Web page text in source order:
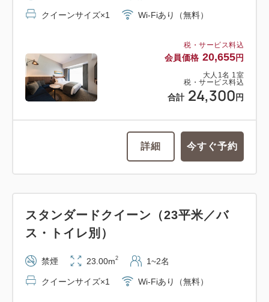
税・サービス料込
会員価格 20,655円
大人 1 名 1 室
税・サービス料込
合計 24,300 円
クイーンサイズ×1 Wi-Fiあり（無料）
詳細 今すぐ予約
スタンダードクイーン（23平米／バ
ス・トイレ別）
禁煙 23.00m2 1~2名
クイーンサイズ×1 Wi-Fiあり（無料）